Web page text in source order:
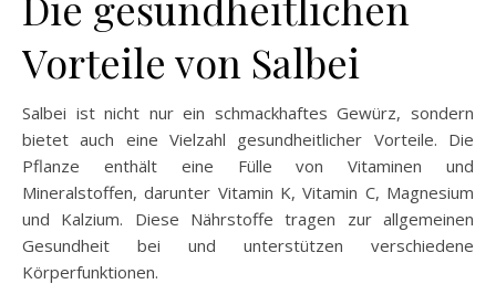
Vorteile von Salbei
Salbei ist nicht nur ein schmackhaftes Gewürz, sondern
bietet auch eine Vielzahl gesundheitlicher Vorteile. Die
Pflanze enthält eine Fülle von Vitaminen und
Mineralstoffen, darunter Vitamin K, Vitamin C, Magnesium
und Kalzium. Diese Nährstoffe tragen zur allgemeinen
Gesundheit bei und unterstützen verschiedene
Körperfunktionen.